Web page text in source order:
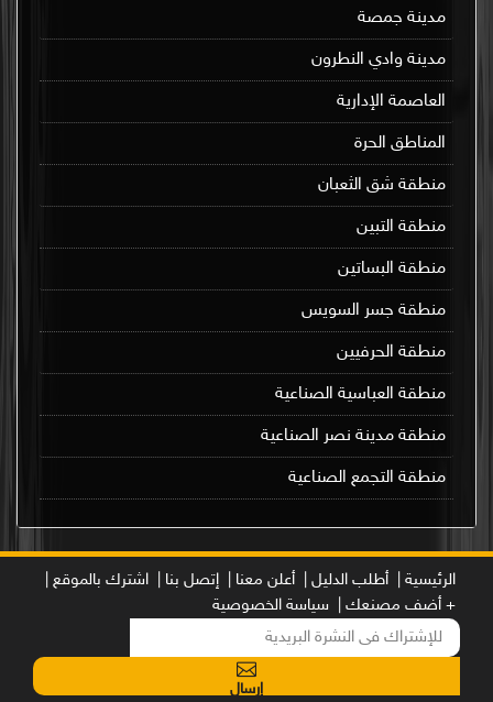
مدينة جمصة
مدينة وادي النطرون
العاصمة الإدارية
المناطق الحرة
منطقة شق الثعبان
منطقة التبين
منطقة البساتين
منطقة جسر السويس
منطقة الحرفيين
منطقة العباسية الصناعية
منطقة مدينة نصر الصناعية
منطقة التجمع الصناعية
الرئيسية | أطلب الدليل | أعلن معنا | إتصل بنا |
اشترك بالموقع |
+ أضف مصنعك |
سياسة الخصوصية
إرسال